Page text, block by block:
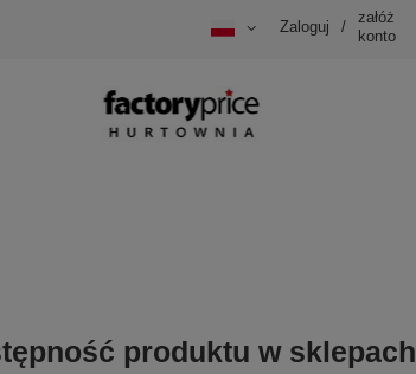
Zaloguj /
załóż
konto
produktu w sklepach